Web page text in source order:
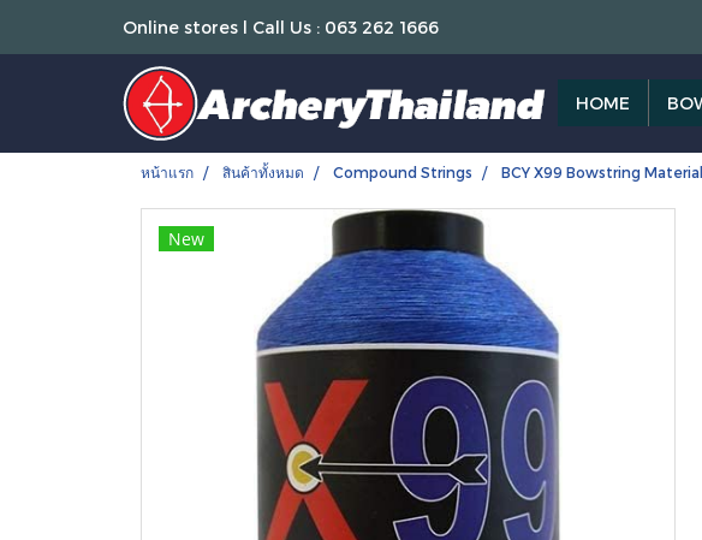
Online stores l Call Us : 063 262 1666
HOME
หน้าแรก สินค้าทั้งหมด Compound Strings BCY X99 Bowstring
New